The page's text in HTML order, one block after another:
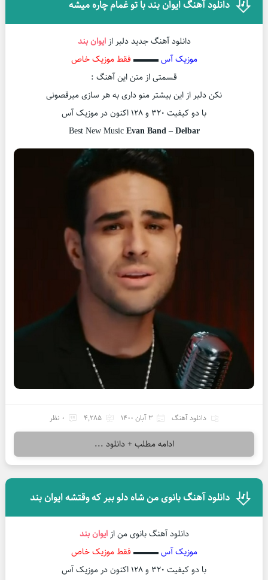
دانلود آهنگ ایوان بند با تو غمام چاره میشه
دانلود آهنگ جدید دلبر ازایوان بند
موزیک آس▬▬▬ فقط موزیک خاص
قسمتی از متن این آهنگ :
نکن دلبر از این بیشتر منو داری به هر سازی میرقصونی
با دو کیفیت ۳۲۰ و ۱۲۸ اکنون در موزیک آس
Best New MusicEvan Band–Delbar
دانلود آهنگ 3 آبان 1400 4,285 0 نظر
ادامه مطلب + دانلود ...
دانلود آهنگ بانوی من شاه دلو ببر که وقتشه ایوان بند
دانلود آهنگ بانوی من ازایوان بند
موزیک آس▬▬▬ فقط موزیک خاص
با دو کیفیت ۳۲۰ و ۱۲۸ اکنون در موزیک آس